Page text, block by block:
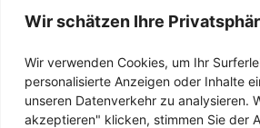
Wir schätzen Ihre
Wir verwenden Cookies, um Ihr
personalisierte Anzeigen oder Inhalte
unseren Datenverkehr zu analysieren.
akzeptieren" klicken, stimmen Sie der